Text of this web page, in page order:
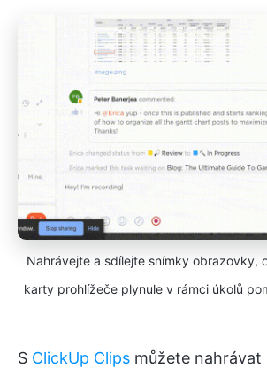
Nahrávejte a sdílejte snímky obrazovky,
karty prohlížeče plynule v rámci úkolů
S ClickUp Clips můžete